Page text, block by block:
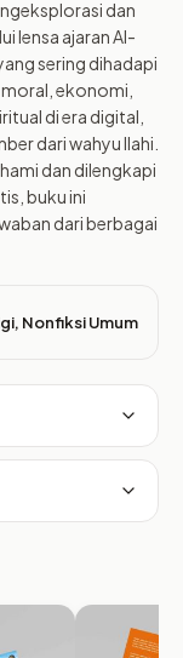
dan
lensa ajaran Al-
sering dihadapi
ekonomi,
di era digital,
dari wahyu Ilahi.
dan dilengkapi
buku ini
dari berbagai
, Nonfiksi Umum